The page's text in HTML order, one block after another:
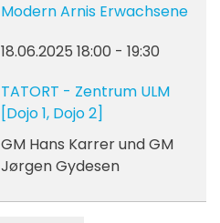
Modern Arnis Erwachsene
18.06.2025 18:00 - 19:30
TATORT - Zentrum ULM
[Dojo 1, Dojo 2]
GM Hans Karrer und GM
Jørgen Gydesen